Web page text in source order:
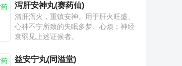
泻肝安神丸(赛药仙)
清肝泻火，重镇安神。用于肝火旺盛、
心神不宁所致的失眠多梦、心烦；神经
衰弱见上述证候者。
益安宁丸(同溢堂)